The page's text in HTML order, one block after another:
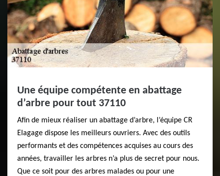
Une équipe compétente en abattage
d’arbre pour tout 37110
Afin de mieux réaliser un abattage d’arbre, l’équipe CR
Elagage dispose les meilleurs ouvriers. Avec des outils
performants et des compétences acquises au cours des
années, travailler les arbres n’a plus de secret pour nous.
Que ce soit pour des arbres malades ou pour une